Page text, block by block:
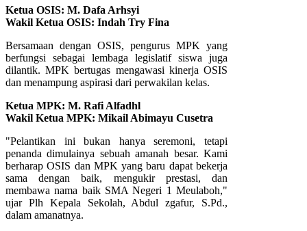
Ketua OSIS: M. Dafa Arhsyi
Wakil Ketua OSIS: Indah Try Fina
Bersamaan dengan OSIS, pengurus MPK yang
berfungsi sebagai lembaga legislatif siswa juga
dilantik. MPK bertugas mengawasi kinerja OSIS
dan menampung aspirasi dari perwakilan kelas.
Ketua MPK: M. Rafi Alfadhl
Wakil Ketua MPK: Mikail Abimayu Cusetra
"Pelantikan ini bukan hanya seremoni, tetapi
penanda dimulainya sebuah amanah besar. Kami
berharap OSIS dan MPK yang baru dapat bekerja
sama dengan baik, mengukir prestasi, dan
membawa nama baik SMA Negeri 1 Meulaboh,"
ujar Plh Kepala Sekolah, Abdul zgafur, S.Pd.,
dalam amanatnya.